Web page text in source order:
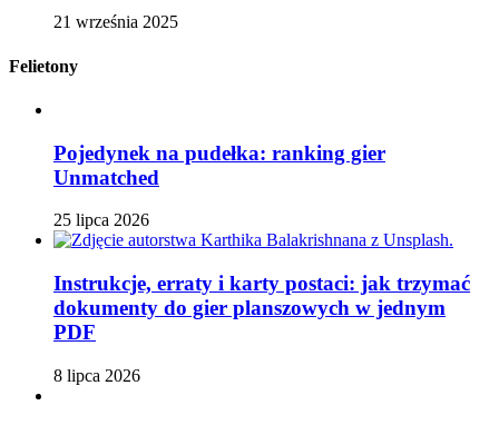
21 września 2025
Felietony
Pojedynek na pudełka: ranking gier
Unmatched
25 lipca 2026
Instrukcje, erraty i karty postaci: jak trzymać
dokumenty do gier planszowych w jednym
PDF
8 lipca 2026